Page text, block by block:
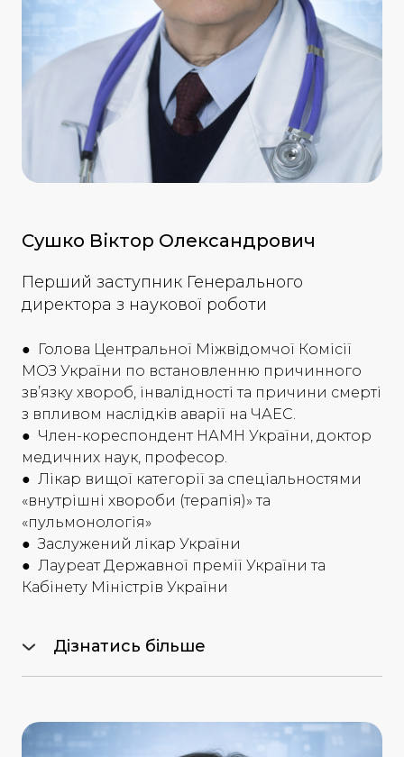
Сушко Віктор Олександрович
Перший заступник Генерального
директора з наукової роботи
● Голова Центральної Міжвідомчої Комісії
МОЗ України по встановленню причинного
зв’язку хвороб, інвалідності та причини смерті
з впливом наслідків аварії на ЧАЕС.
● Член-кореспондент НАМН України, доктор
медичних наук, професор.
● Лікар вищої категорії за спеціальностями
«внутрішні хвороби (терапія)» та
«пульмонологія»
● Заслужений лікар України
● Лауреат Державної премії України та
Кабінету Міністрів України
Дізнатись більше